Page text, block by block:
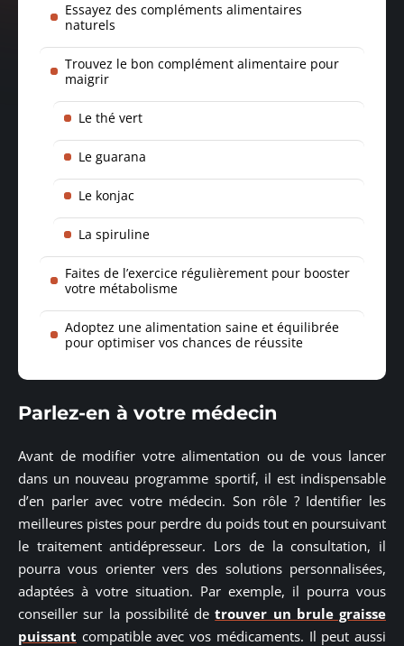
Essayez des compléments alimentaires
naturels
Trouvez le bon complément alimentaire pour
maigrir
Le thé vert
Le guarana
Le konjac
La spiruline
Faites de l’exercice régulièrement pour booster
votre métabolisme
Adoptez une alimentation saine et équilibrée
pour optimiser vos chances de réussite
Parlez-en à votre médecin
Avant de modifier votre alimentation ou de vous lancer
dans un nouveau programme sportif, il est indispensable
d’en parler avec votre médecin. Son rôle ? Identifier les
meilleures pistes pour perdre du poids tout en poursuivant
le traitement antidépresseur. Lors de la consultation, il
pourra vous orienter vers des solutions personnalisées,
adaptées à votre situation. Par exemple, il pourra vous
conseiller sur la possibilité detrouver un brule graisse
puissant compatible avec vos médicaments. Il peut aussi